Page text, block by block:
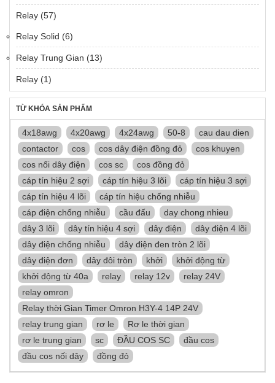
Relay (57)
Relay Solid (6)
Relay Trung Gian (13)
Relay (1)
TỪ KHÓA SẢN PHẨM
4x18awg 4x20awg 4x24awg 50-8
cau dau dien
contactor
cos cos dây điện đồng đỏ
cos khuyen
cos nối dây điện
cos sc
cos đồng đỏ
cáp tín hiệu 2 sợi
cáp tín hiệu 3 lõi
cáp tín hiệu 3 sợi
cáp tín hiệu 4 lõi
cáp tín hiệu chống nhiễu
cáp điện chống nhiễu
cầu đấu
day chong nhieu
dây 3 lõi
dây tín hiệu 4 sợi dây điện
dây điện 4 lõi
dây điện chống nhiễu
dây điện đen tròn 2 lõi
dây điện đơn
dây đôi tròn khởi
khởi động từ
khởi động từ 40a
relay relay 12v
relay 24V
relay omron
Relay thời Gian Timer Omron H3Y-4 14P 24V
relay trung gian
rơ le
Rơ le thời gian
rơ le trung gian
sc ĐẦU COS SC
đầu cos
đầu cos nối dây
đồng đỏ